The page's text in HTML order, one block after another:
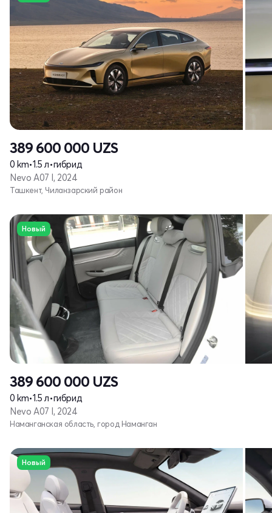
389 600 000 UZS
0 km•1.5 л•гибрид
Nevo A07 I, 2024
Ташкент, Чиланзарский район
Новый
389 600 000 UZS
0 km•1.5 л•гибрид
Nevo A07 I, 2024
Наманганская область, город Наманган
Новый